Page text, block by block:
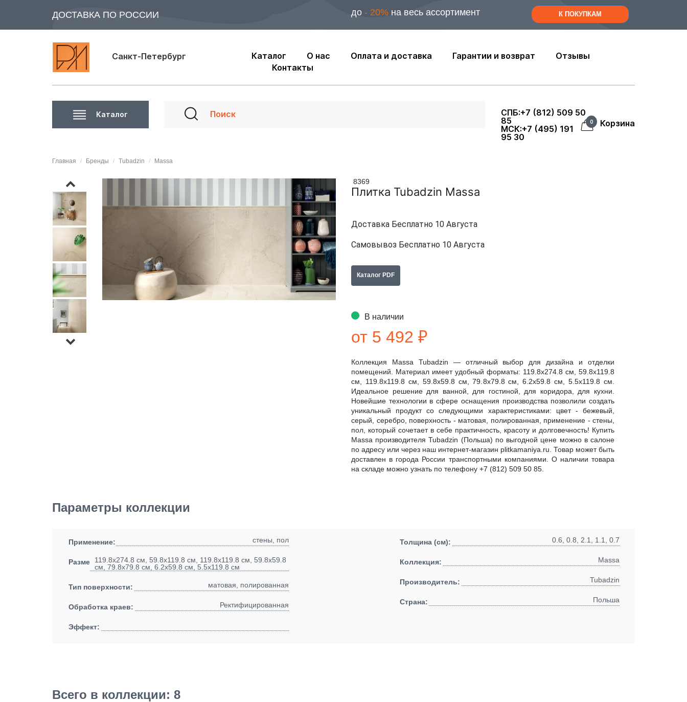
ДОСТАВКА ПО РОССИИ до - 20% на весь ассортимент К ПОКУПКАМ
Санкт-Петербург Каталог О нас Оплата и доставка Гарантии и возврат
Отзывы
Контакты
Каталог
СПБ:+7 (812) 509 50
85
МСК:+7 (495) 191
95 30
0 Корзина
Главная Бренды Tubadzin Massa
8369
Плитка Tubadzin Massa
Доставка Бесплатно 10 Августа
Самовывоз Бесплатно 10 Августа
Каталог PDF
В наличии
от 5 492 ₽
Коллекция Massa Tubadzin — отличный выбор для дизайна и отделки
помещений. Материал имеет удобный форматы: 119.8x274.8 см, 59.8x119.8
см, 119.8x119.8 см, 59.8x59.8 см, 79.8x79.8 см, 6.2x59.8 см, 5.5x119.8 см.
Идеальное решение для ванной, для гостиной, для коридора, для кухни.
Новейшие технологии в сфере оснащения производства позволили создать
уникальный продукт со следующими характеристиками: цвет - бежевый,
серый, серебро, поверхность - матовая, полированная, применение - стены,
пол, который сочетает в себе практичность, красоту и долговечность! Купить
Massa производителя Tubadzin (Польша) по выгодной цене можно в салоне
по адресу или через наш интернет-магазин plitkamaniya.ru. Товар может быть
доставлен в города России транспортными компаниями. О наличии товара
на складе можно узнать по телефону +7 (812) 509 50 85.
Параметры коллекции
Применение: стены, пол
Размеры:119.8x274.8 см, 59.8x119.8 см, 119.8x119.8 см, 59.8x59.8
см, 79.8x79.8 см, 6.2x59.8 см, 5.5x119.8 см
Тип поверхности: матовая, полированная
Обработка краев: Ректифицированная
Эффект:
Толщина (см): 0.6, 0.8, 2.1, 1.1, 0.7
Коллекция: Massa
Производитель: Tubadzin
Страна: Польша
Всего в коллекции: 8